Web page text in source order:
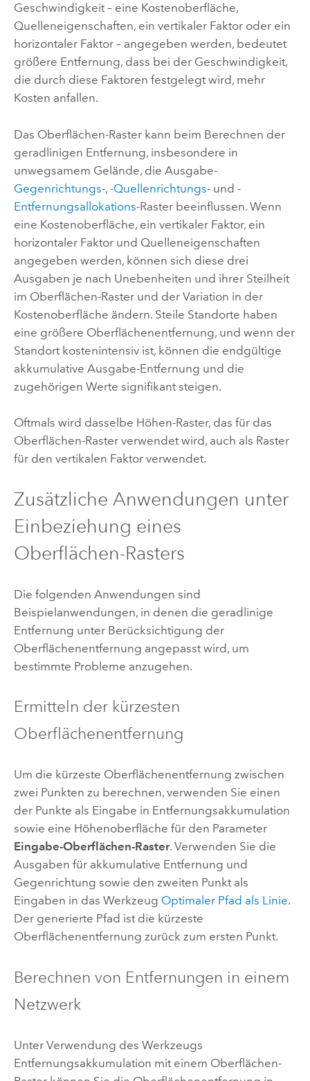
Geschwindigkeit – eine Kostenoberfläche,
Quelleneigenschaften, ein vertikaler Faktor oder ein
horizontaler Faktor – angegeben werden, bedeutet
größere Entfernung, dass bei der Geschwindigkeit,
die durch diese Faktoren festgelegt wird, mehr
Kosten anfallen.
Das Oberflächen-Raster kann beim Berechnen der
geradlinigen Entfernung, insbesondere in
unwegsamem Gelände, die Ausgabe-
Gegenrichtungs-, -Quellenrichtungs- und -
Entfernungsallokations-Raster beeinflussen. Wenn
eine Kostenoberfläche, ein vertikaler Faktor, ein
horizontaler Faktor und Quelleneigenschaften
angegeben werden, können sich diese drei
Ausgaben je nach Unebenheiten und ihrer Steilheit
im Oberflächen-Raster und der Variation in der
Kostenoberfläche ändern. Steile Standorte haben
eine größere Oberflächenentfernung, und wenn der
Standort kostenintensiv ist, können die endgültige
akkumulative Ausgabe-Entfernung und die
zugehörigen Werte signifikant steigen.
Oftmals wird dasselbe Höhen-Raster, das für das
Oberflächen-Raster verwendet wird, auch als Raster
für den vertikalen Faktor verwendet.
Zusätzliche Anwendungen unter
Einbeziehung eines
Oberflächen-Rasters
Die folgenden Anwendungen sind
Beispielanwendungen, in denen die geradlinige
Entfernung unter Berücksichtigung der
Oberflächenentfernung angepasst wird, um
bestimmte Probleme anzugehen.
Ermitteln der kürzesten
Oberflächenentfernung
Um die kürzeste Oberflächenentfernung zwischen
zwei Punkten zu berechnen, verwenden Sie einen
der Punkte als Eingabe in Entfernungsakkumulation
sowie eine Höhenoberfläche für den Parameter
Eingabe-Oberflächen-Raster. Verwenden Sie die
Ausgaben für akkumulative Entfernung und
Gegenrichtung sowie den zweiten Punkt als
Eingaben in das Werkzeug Optimaler Pfad als Linie.
Der generierte Pfad ist die kürzeste
Oberflächenentfernung zurück zum ersten Punkt.
Berechnen von Entfernungen in einem
Netzwerk
Unter Verwendung des Werkzeugs
Entfernungsakkumulation mit einem Oberflächen-